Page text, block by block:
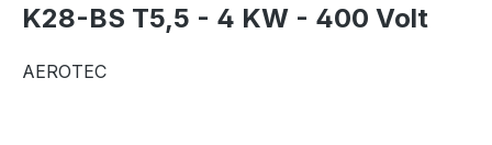
K28-BS T5,5 - 4 KW - 400 Volt
AEROTEC